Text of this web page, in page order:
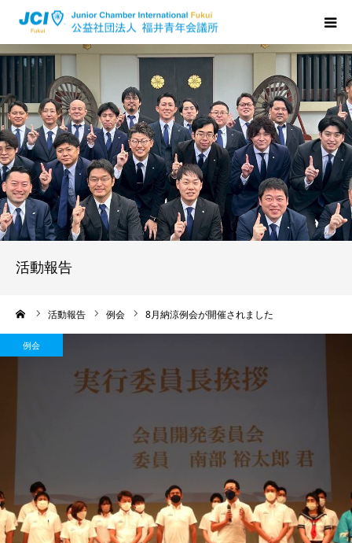
活動報告
活動報告 例会 8月納涼例会が開催されました
例会
福井JCについて
活動について
メンバーの声